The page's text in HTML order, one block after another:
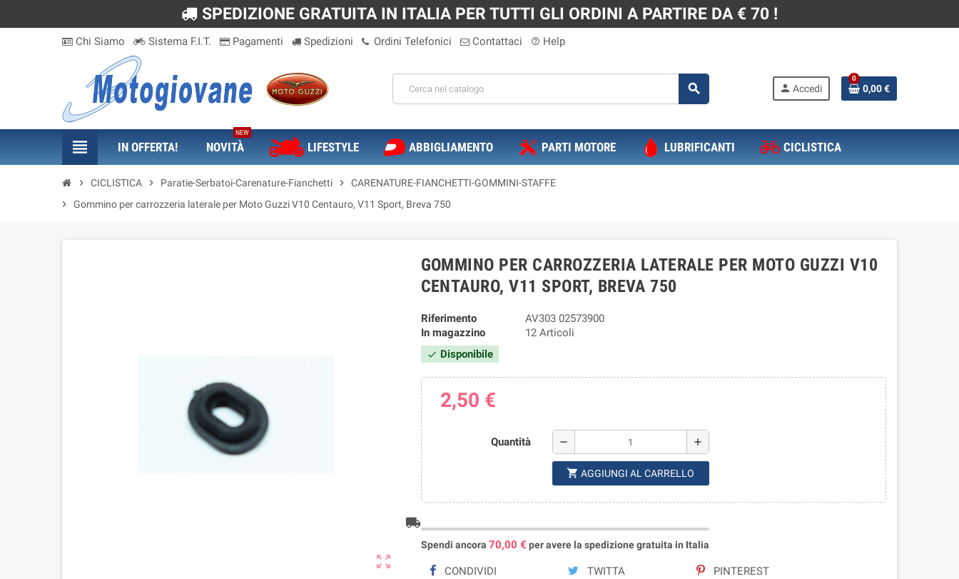
SPEDIZIONE GRATUITA IN ITALIA PER TUTTI GLI ORDINI A PARTIRE DA € 70 !
Chi Siamo Sistema F.I.T. Pagamenti Spedizioni Ordini Telefonici Contattaci help_outline Help
search person Accedi
0
0,00 €
view_headline IN OFFERTA! NOVITÀ
NEW
LIFESTYLE ABBIGLIAMENTO PARTI MOTORE LUBRIFICANTI CICLISTICA
chevron_right CICLISTICA chevron_right Paratie-Serbatoi-Carenature-Fianchetti chevron_right
CARENATURE-FIANCHETTI-GOMMINI-STAFFE
chevron_right
Gommino per carrozzeria laterale per Moto Guzzi V10 Centauro, V11 Sport, Breva 750
zoom_out_map
GOMMINO PER CARROZZERIA LATERALE PER MOTO GUZZI V10
CENTAURO, V11 SPORT, BREVA 750
Riferimento
AV303 02573900
In magazzino
12 Articoli
check Disponibile
2,50 €
Quantità remove add
shopping_cart AGGIUNGI AL CARRELLO
local_shipping
Spendi ancora 70,00 € per avere la spedizione gratuita in Italia
CONDIVIDI TWITTA PINTEREST